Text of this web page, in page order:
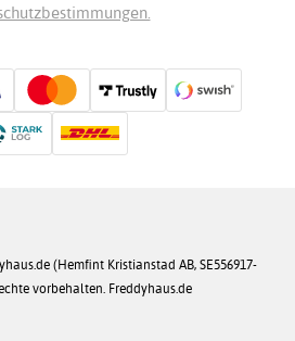
(Hemfint Kristianstad AB, SE556917-
vorbehalten. Freddyhaus.de